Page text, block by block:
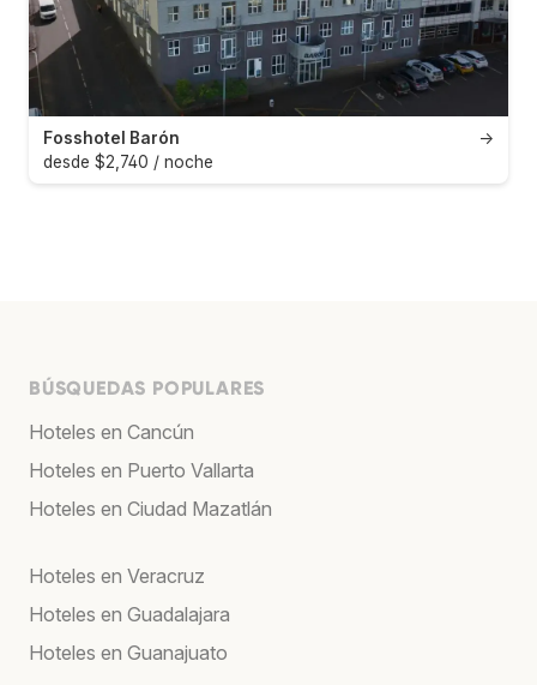
→
Fosshotel Barón
desde $2,740 / noche
BÚSQUEDAS POPULARES
Hoteles en Cancún
Hoteles en Puerto Vallarta
Hoteles en Ciudad Mazatlán
Hoteles en Veracruz
Hoteles en Guadalajara
Hoteles en Guanajuato